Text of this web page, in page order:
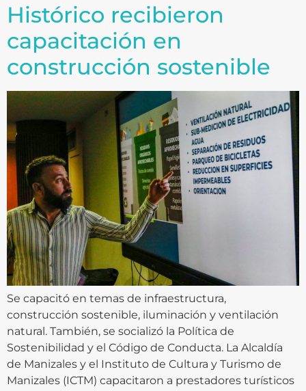
Histórico recibieron
capacitación en
construcción sostenible
Se capacitó en temas de infraestructura,
construcción sostenible, iluminación y ventilación
natural. También, se socializó la Política de
Sostenibilidad y el Código de Conducta. La Alcaldía
de Manizales y el Instituto de Cultura y Turismo de
Manizales (ICTM) capacitaron a prestadores turísticos